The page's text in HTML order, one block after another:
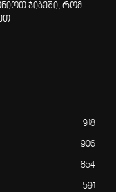
ჯიბეში, რომ
918
906
854
591